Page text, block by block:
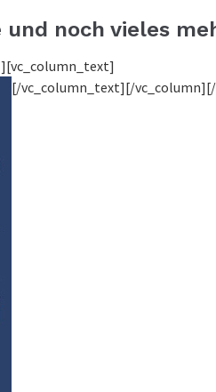
noch vieles
[/vc_column_text][/